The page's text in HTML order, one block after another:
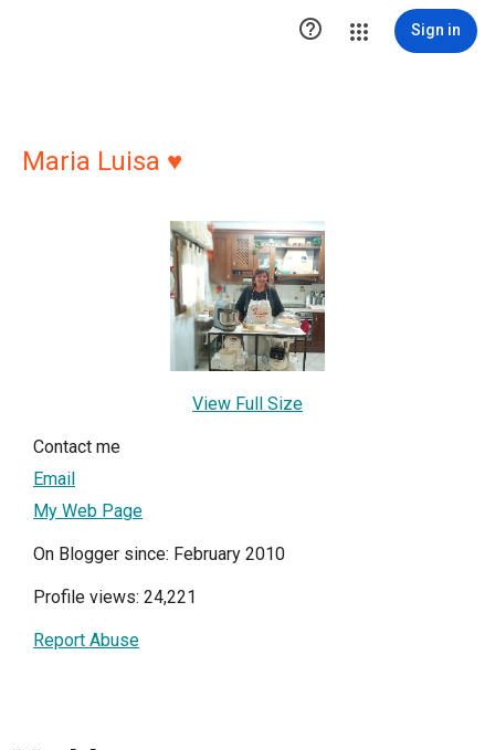
 Sign in
Maria Luisa ♥
View Full Size
Contact me
Email
My Web Page
On Blogger since: February 2010
Profile views: 24,221
Report Abuse